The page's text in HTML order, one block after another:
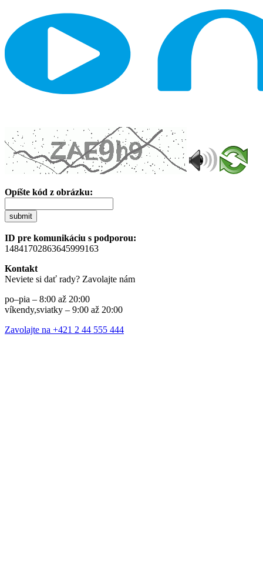
Opíšte kód z obrázku:
submit
ID pre komunikáciu s podporou:
14841702863645999163
Kontakt
Neviete si dať rady? Zavolajte nám
po–pia – 8:00 až 20:00
víkendy,sviatky – 9:00 až 20:00
Zavolajte na +421 2 44 555 444